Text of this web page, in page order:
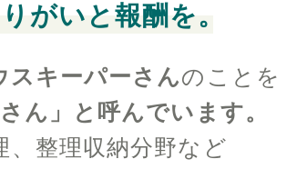
がいと報酬を。
スキーパーさんのことを
ん」と呼んでいます。
、整理収納分野など